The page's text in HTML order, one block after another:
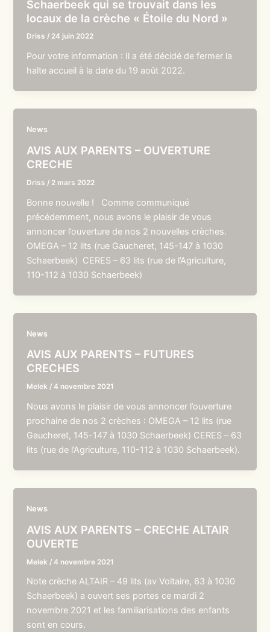
Schaerbeek qui se trouvait dans les
locaux de la crèche « Étoile du Nord »
Driss / 24 juin 2022
Pour votre information : Il a été décidé de fermer la
halte accueil à la date du 19 août 2022.
News
AVIS AUX PARENTS – OUVERTURE
CRECHE
Driss / 2 mars 2022
Bonne nouvelle ! Comme communiqué
précédemment, nous avons le plaisir de vous
annoncer l’ouverture de nos 2 nouvelles crèches.
OMEGA – 12 lits (rue Gaucheret, 145-147 à 1030
Schaerbeek) CERES – 63 lits (rue de l’Agriculture,
110-112 à 1030 Schaerbeek)
News
AVIS AUX PARENTS – FUTURES
CRECHES
Melek /4 novembre 2021
Nous avons le plaisir de vous annoncer l’ouverture
prochaine de nos 2 crèches : OMEGA – 12 lits (rue
Gaucheret, 145-147 à 1030 Schaerbeek) CERES – 63
lits (rue de l’Agriculture, 110-112 à 1030 Schaerbeek).
News
AVIS AUX PARENTS – CRECHE ALTAIR
OUVERTE
Melek /4 novembre 2021
Note crèche ALTAIR – 49 lits (av Voltaire, 63 à 1030
Schaerbeek) a ouvert ses portes ce mardi 2
novembre 2021 et les familiarisations des enfants
sont en cours.